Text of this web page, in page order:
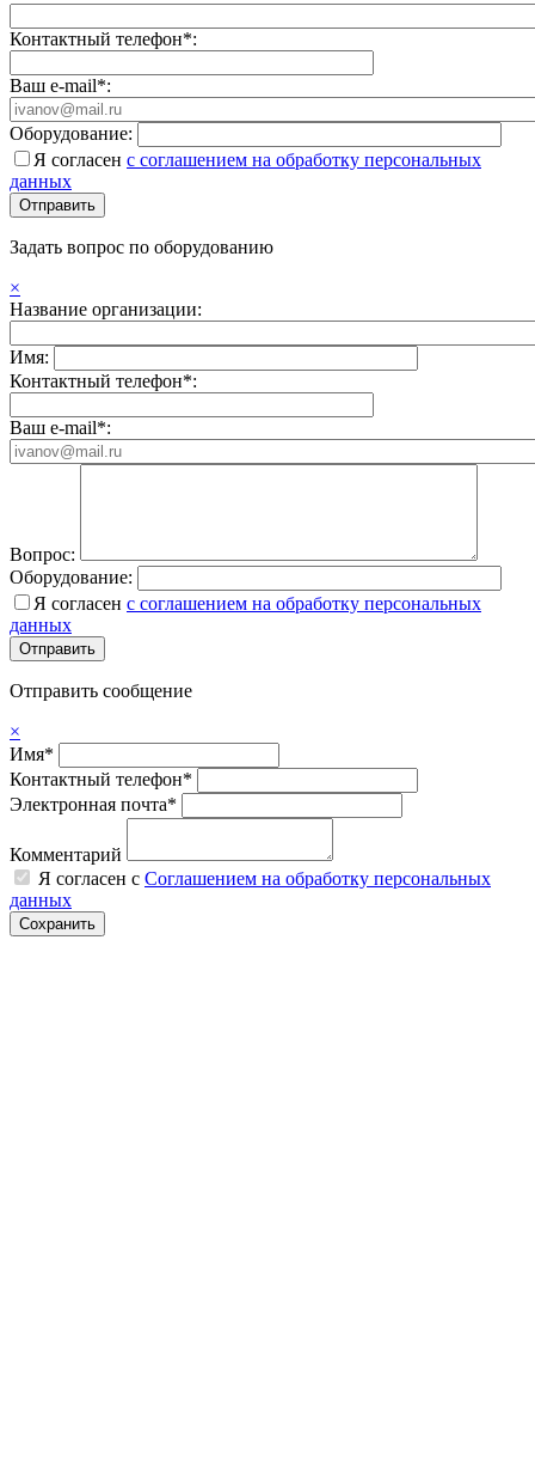
Контактный телефон*:
Ваш e-mail*:
Оборудование:
Я согласен с соглашением на обработку персональных
данных
Задать вопрос по оборудованию
×
Название организации:
Имя:
Контактный телефон*:
Ваш e-mail*:
Вопрос:
Оборудование:
Я согласен с соглашением на обработку персональных
данных
Отправить сообщение
×
Имя*
Контактный телефон*
Электронная почта*
Комментарий
Я согласен с Соглашением на обработку персональных
данных